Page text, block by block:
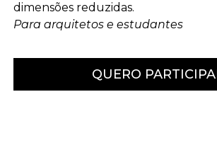
dimensões reduzidas.
Para arquitetos e estudantes
QUERO